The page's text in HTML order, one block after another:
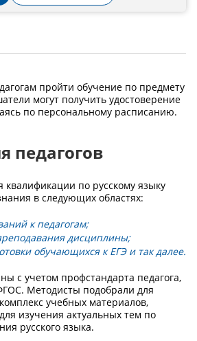
пройти обучение по предмету
могут получить удостоверение
по персональному расписанию.
педагогов
по русскому языку
в следующих областях:
к педагогам;
дисциплины;
обучающихся к ЕГЭ и так далее.
с учетом профстандарта педагога,
Методисты подобрали для
учебных материалов,
изучения актуальных тем по
русского языка.